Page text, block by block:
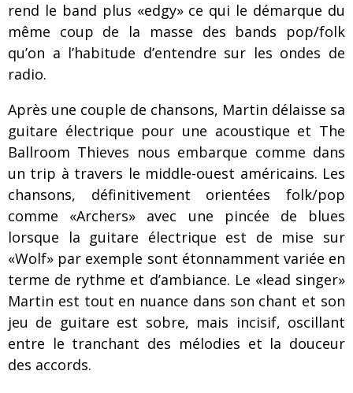
rend le band plus «edgy» ce qui le démarque du
même coup de la masse des bands pop/folk
qu’on a l’habitude d’entendre sur les ondes de
radio.
Après une couple de chansons, Martin délaisse sa
guitare électrique pour une acoustique et The
Ballroom Thieves nous embarque comme dans
un trip à travers le middle-ouest américains. Les
chansons, définitivement orientées folk/pop
comme «Archers» avec une pincée de blues
lorsque la guitare électrique est de mise sur
«Wolf» par exemple sont étonnamment variée en
terme de rythme et d’ambiance. Le «lead singer»
Martin est tout en nuance dans son chant et son
jeu de guitare est sobre, mais incisif, oscillant
entre le tranchant des mélodies et la douceur
des accords.